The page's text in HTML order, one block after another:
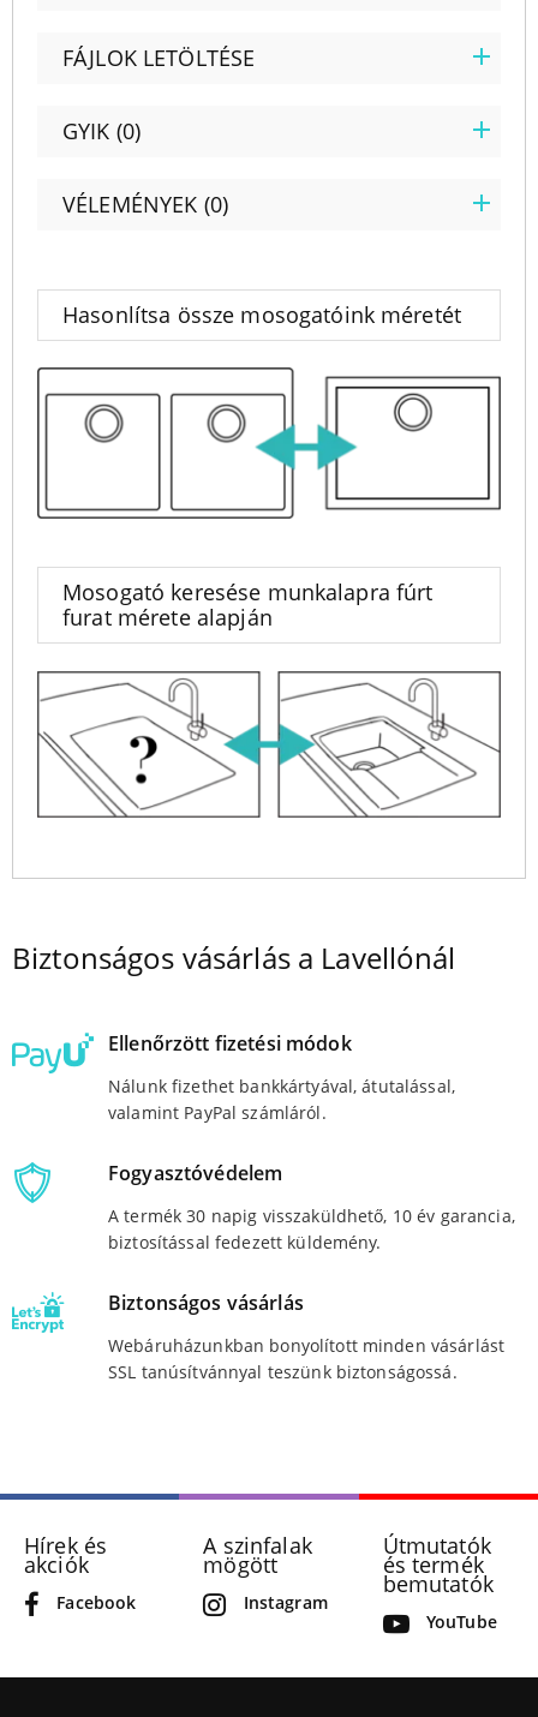
Hasonlítsa össze mosogatóink méretét
Mosogató keresése munkalapra fúrt
furat mérete alapján
FÁJLOK LETÖLTÉSE
GYIK (0)
VÉLEMÉNYEK (0)
Biztonságos vásárlás a Lavellónál
Ellenőrzött fizetési módok
Nálunk fizethet bankkártyával, átutalással,
valamint PayPal számláról.
Fogyasztóvédelem
A termék 30 napig visszaküldhető, 10 év garancia,
biztosítással fedezett küldemény.
Biztonságos vásárlás
Webáruházunkban bonyolított minden vásárlást
SSL tanúsítvánnyal teszünk biztonságossá.
Hírek és
akciók
Facebook
A szinfalak
mögött
Instagram
Útmutatók
és termék
bemutatók
YouTube